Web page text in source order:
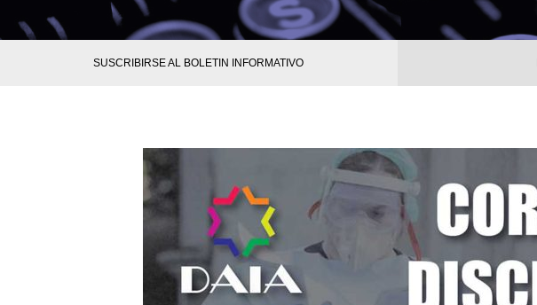
SUSCRIBIRSE AL BOLETIN INFORMATIVO